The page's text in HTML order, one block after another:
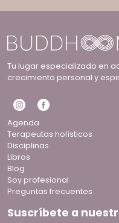
Tu lugar especializado en
crecimiento personal y
Agenda
Terapeutas holísticos
Disciplinas
Libros
Blog
Soy profesional
Preguntas frecuentes
Suscríbete a